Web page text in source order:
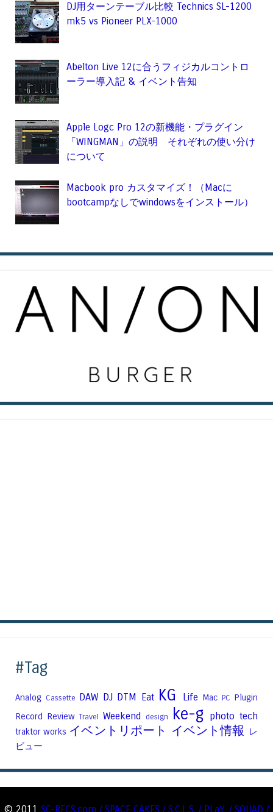
DJ用ターンテーブル比較 Technics SL-1200
mk5 vs Pioneer PLX-1000
Abelton Live 12に合うフィジカルコントロ
ーラー導入記 & イベント告知
Apple Logc Pro 12の新機能・プラグイン
「WINGMAN」の説明 それぞれの使い分け
について
Macbook pro カスタマイズ！（Macに
bootcampなしでwindowsをインストール）
#Tag
Analog Cassette DAW DJ DTM Eat KG Life Mac PC Plugin
Record Review Travel Weekend design ke-g photo tech
traktor works イベントリポート イベント情報
レ
ビュー
© 2011 SC-RECS.com / SPACE CAKES / S.C.L.S. / PLaY. / SQUAD /